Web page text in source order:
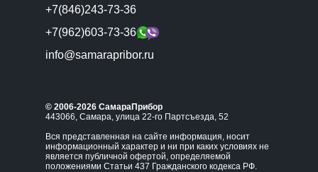
+7(846)243-73-36
+7(962)603-73-36
info@samarapribor.ru
© 2006-2026 СамараПрибор
443066, Самара, улица 22-го Партсъезда, 52
Вся представленная на сайте информация, носит
информационный характер и ни при каких условиях не
является публичной офертой, определяемой
положениями Статьи 437 Гражданского кодекса РФ.